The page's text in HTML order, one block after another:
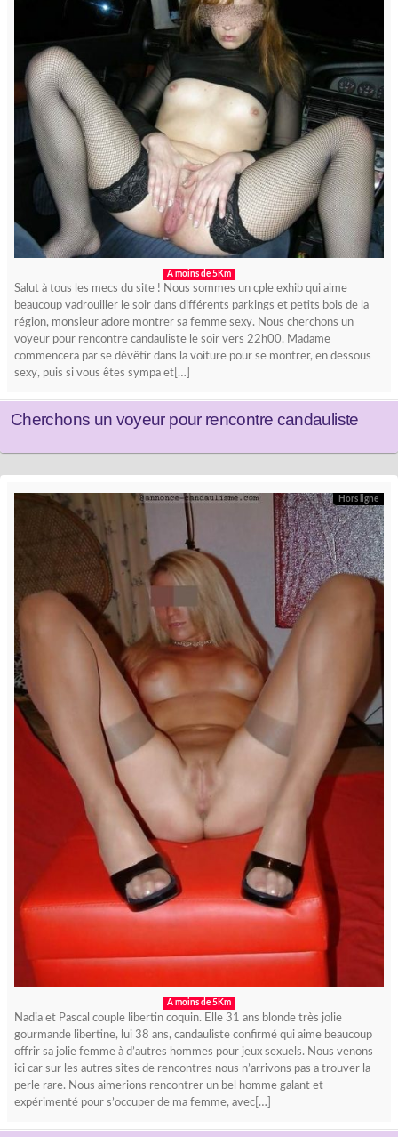
A moins de 5Km
Salut à tous les mecs du site ! Nous sommes un cple exhib qui aime
beaucoup vadrouiller le soir dans différents parkings et petits bois de la
région, monsieur adore montrer sa femme sexy. Nous cherchons un
voyeur pour rencontre candauliste le soir vers 22h00. Madame
commencera par se dévêtir dans la voiture pour se montrer, en dessous
sexy, puis si vous êtes sympa et[…]
Cherchons un voyeur pour rencontre candauliste
Hors ligne
A moins de 5Km
Nadia et Pascal couple libertin coquin. Elle 31 ans blonde très jolie
gourmande libertine, lui 38 ans, candauliste confirmé qui aime beaucoup
offrir sa jolie femme à d’autres hommes pour jeux sexuels. Nous venons
ici car sur les autres sites de rencontres nous n’arrivons pas a trouver la
perle rare. Nous aimerions rencontrer un bel homme galant et
expérimenté pour s’occuper de ma femme, avec[…]